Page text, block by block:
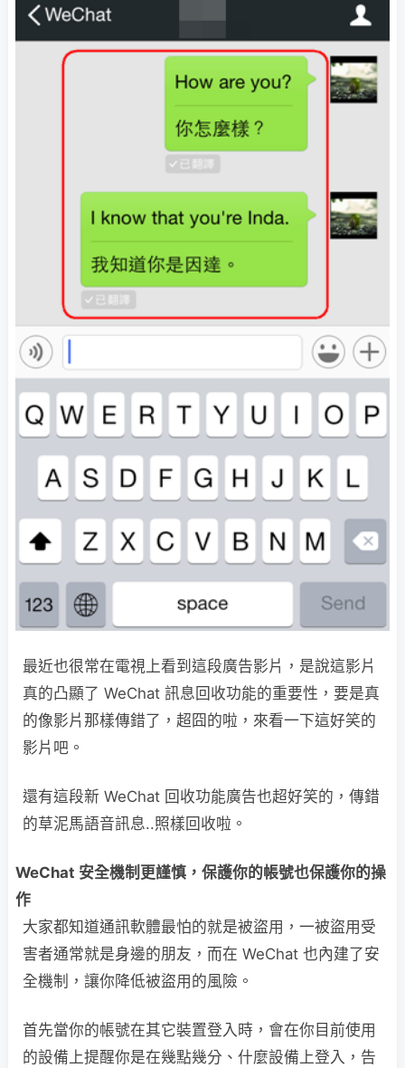
最近也很常在電視上看到這段廣告影片，是說這影片
真的凸顯了 WeChat 訊息回收功能的重要性，要是真
的像影片那樣傳錯了，超囧的啦，來看一下這好笑的
影片吧。
還有這段新 WeChat 回收功能廣告也超好笑的，傳錯
的草泥馬語音訊息..照樣回收啦。
WeChat 安全機制更謹慎，保護你的帳號也保護你的操
作
大家都知道通訊軟體最怕的就是被盜用，一被盜用受
害者通常就是身邊的朋友，而在 WeChat 也內建了安
全機制，讓你降低被盜用的風險。
首先當你的帳號在其它裝置登入時，會在你目前使用
的設備上提醒你是在幾點幾分、什麼設備上登入，告